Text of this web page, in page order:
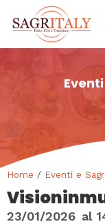
Home / Eventi e
23/01/2026 al